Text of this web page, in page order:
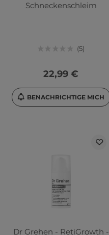
Schneckenschleim
5
22,99 €
BENACHRICHTIGE MICH
Dr Grehen - RetiGrowth -